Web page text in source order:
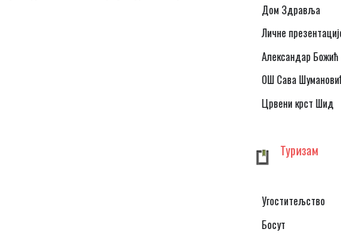
Дом Здравља
Личне
Александар Божић
ОШ Сава
Црвени крст Шид
Туризам
Угоститељство
Босут